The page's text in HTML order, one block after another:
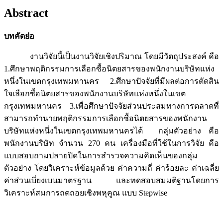
Abstract
บทคัดย่อ
งานวิจัยนี้เป็นงานวิจัยเชิงปริมาณ โดยมีวัตถุประสงค์ คือ
1.ศึกษาพฤติกรรมการเลือกซื้อนิตยสารของพนักงานบริษัทแห่ง
หนึ่งในเขตกรุงเทพมหานคร 2.ศึกษาปัจจัยที่มีผลต่อการตัดสิน
ใจเลือกซื้อนิตยสารของพนักงานบริษัทแห่งหนึ่งในเขต
กรุงเทพมหานคร 3.เพื่อศึกษาปัจจัยส่วนประสมทางการตลาดที่
สามารถทำนายพฤติกรรมการเลือกซื้อนิตยสารของพนักงาน
บริษัทแห่งหนึ่งในเขตกรุงเทพมหานครได้ กลุ่มตัวอย่าง คือ
พนักงานบริษัท จำนวน 270 คน เครื่องมือที่ใช้ในการวิจัย คือ
แบบสอบถามปลายปิดในการสำรวจความคิดเห็นของกลุ่ม
ตัวอย่าง โดยวิเคราะห์ข้อมูลด้วย ค่าความถี่ ค่าร้อยละ ค่าเฉลี่ย
ค่าส่วนเบี่ยงเบนมาตรฐาน และทดสอบสมมติฐานโดยการ
วิเคราะห์สมการถดถอยเชิงพหุคูณ แบบ Stepwise